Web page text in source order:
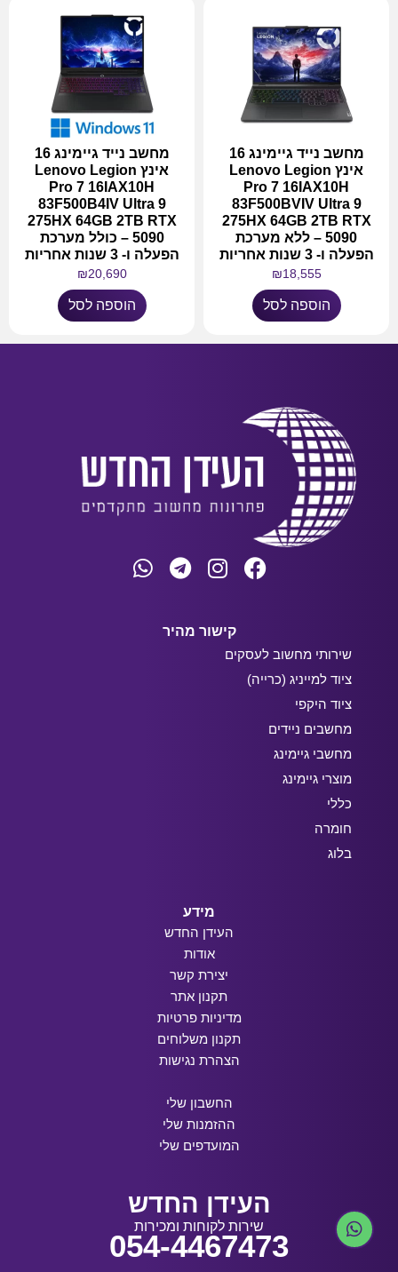
מחשב נייד גיימינג 16
אינץ Lenovo Legion
Pro 7 16IAX10H
83F500BVIV Ultra 9
275HX 64GB 2TB RTX
5090 – ללא מערכת
הפעלה ו- 3 שנות אחריות
₪18,555
הוספה לסל
מחשב נייד גיימינג 16
אינץ Lenovo Legion
Pro 7 16IAX10H
83F500B4IV Ultra 9
275HX 64GB 2TB RTX
5090 – כולל מערכת
הפעלה ו- 3 שנות אחריות
₪20,690
הוספה לסל
קישור מהיר
שירותי מחשוב לעסקים
ציוד למייניג (כרייה)
ציוד היקפי
מחשבים ניידים
מחשבי גיימינג
מוצרי גיימינג
כללי
חומרה
בלוג
מידע
העידן החדש
אודות
יצירת קשר
תקנון אתר
מדיניות פרטיות
תקנון משלוחים
הצהרת נגישות
החשבון שלי
ההזמנות שלי
המועדפים שלי
העידן החדש
שירות לקוחות ומכירות
054-4467473